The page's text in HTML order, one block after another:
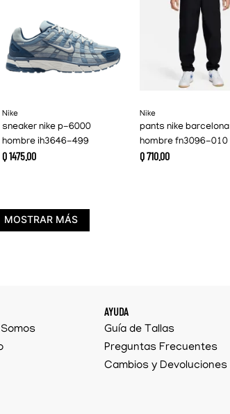
Nike
sneaker nike p-6000
hombre ih3646-499
Q147500
Nike
pants nike barcelona
hombre fn3096-010
Q71000
MOSTRAR MÁS
AYUDA
Guía de Tallas
Preguntas Frecuentes
Cambios y Devoluciones